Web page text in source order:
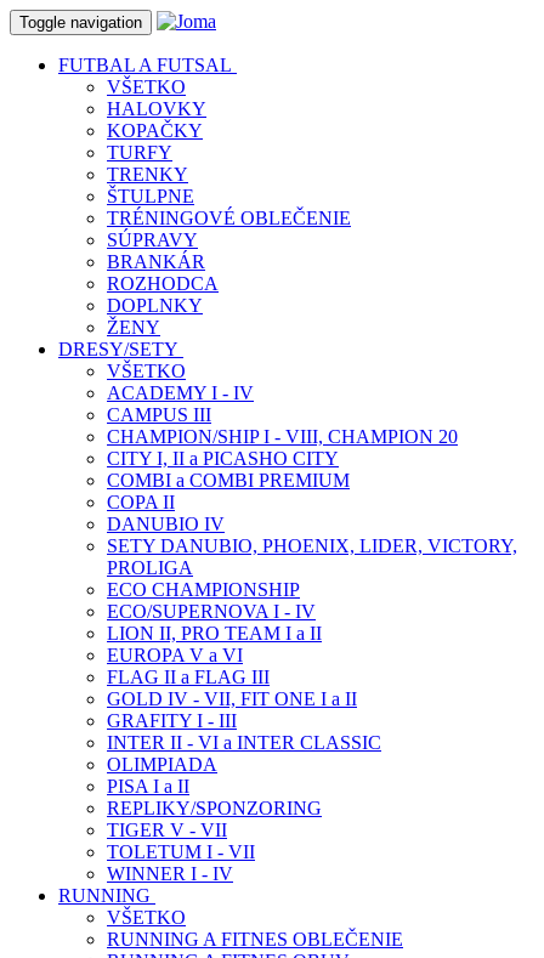
Toggle navigation
FUTBAL A FUTSAL
VŠETKO
HALOVKY
KOPAČKY
TURFY
TRENKY
ŠTULPNE
TRÉNINGOVÉ OBLEČENIE
SÚPRAVY
BRANKÁR
ROZHODCA
DOPLNKY
ŽENY
DRESY/SETY
VŠETKO
ACADEMY I - IV
CAMPUS III
CHAMPION/SHIP I - VIII, CHAMPION 20
CITY I, II a PICASHO CITY
COMBI a COMBI PREMIUM
COPA II
DANUBIO IV
SETY DANUBIO, PHOENIX, LIDER, VICTORY,
PROLIGA
ECO CHAMPIONSHIP
ECO/SUPERNOVA I - IV
LION II, PRO TEAM I a II
EUROPA V a VI
FLAG II a FLAG III
GOLD IV - VII, FIT ONE I a II
GRAFITY I - III
INTER II - VI a INTER CLASSIC
OLIMPIADA
PISA I a II
REPLIKY/SPONZORING
TIGER V - VII
TOLETUM I - VII
WINNER I - IV
RUNNING
VŠETKO
RUNNING A FITNES OBLEČENIE